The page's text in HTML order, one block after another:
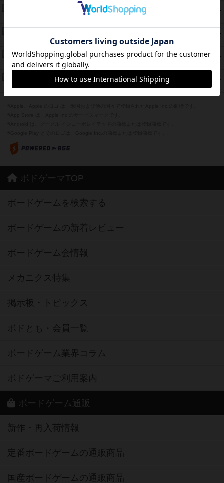
PT
12件の投稿
PT
紹介文あり 1件の投稿
45 PT
Bitter End ブタペスト救出作戦
紹介文なし 1件の投稿
PT
ドコジャン
ボドゲーマTOP
ボードゲームを検索する
ボードゲームの新着レビュー
ボードゲーム会情報
メカニクス特集
掲示板・トピックス
ボドとも・会員一覧
ボードゲーム業界コラム
ボドゲーマご利用案内
ボードゲーム通販
新作・再入荷情報
定番ボードゲームの通販商品
国産ボードゲームの通販商品